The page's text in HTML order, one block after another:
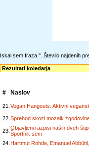
Iskal sem fraza ''. Število najdenih
Rezultati koledarja
# Naslov
21. Vegan Hangouts: Aktivni
22. Sprehod skozi mozaik
23. Objavljeni razpisi naših dveh
Športnik sem
24. Hartmut Rohde, Emanuel